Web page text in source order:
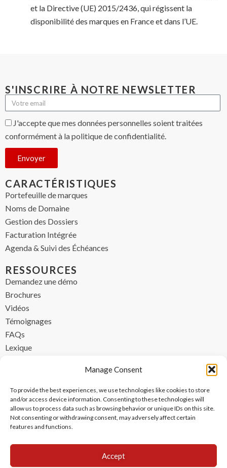
Manage Consent
To provide the best experiences, we use technologies like cookies to store
and/or access device information. Consenting to these technologies will
allow us to process data such as browsing behavior or unique IDs on this site.
Not consenting or withdrawing consent, may adversely affect certain
features and functions.
Accept
et la Directive (UE) 2015/2436, qui régissent la
disponibilité des marques en France et dans l’UE.
CARACTÉRISTIQUES
Portefeuille de marques
Noms de Domaine
Gestion des Dossiers
Facturation Intégrée
Agenda & Suivi des Échéances
S'INSCRIRE À NOTRE NEWSLETTER
J'accepte que mes données personnelles soient traitées
conformément à la politique de confidentialité.
Envoyer
RESSOURCES
Demandez une démo
Brochures
Vidéos
Témoignages
FAQs
Lexique
FR +33 (0) 1 84 17 45 32
UK +44 (0) 203 445 0535